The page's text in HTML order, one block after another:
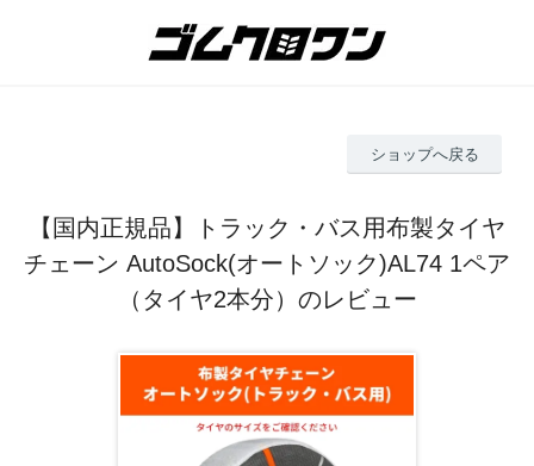
ショップへ戻る
【国内正規品】トラック・バス用布製タイヤ
チェーン AutoSock(オートソック)AL74 1ペア
（タイヤ2本分）のレビュー